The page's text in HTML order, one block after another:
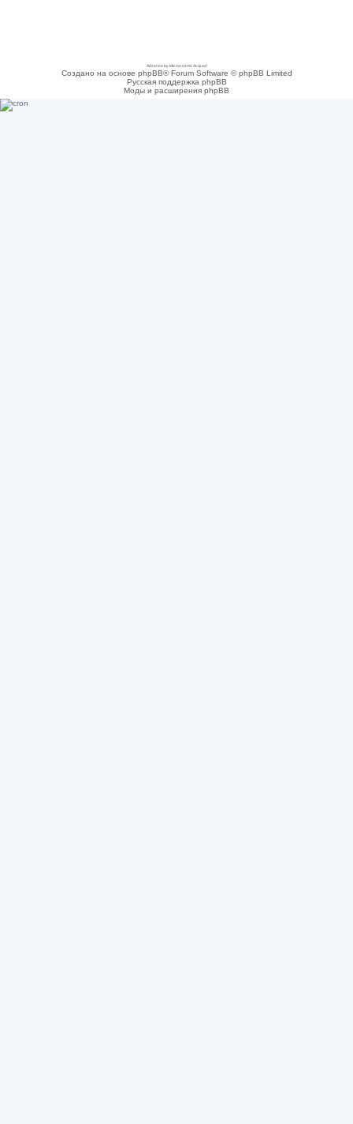
Adsense by Microcosmo Acquari
Создано на основе phpBB® Forum Software © phpBB Limited
Русская поддержка phpBB
Моды и расширения phpBB